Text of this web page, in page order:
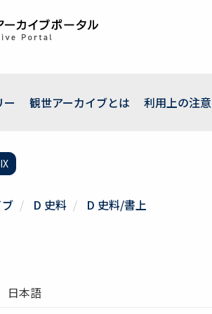
ー 観世アーカイブとは 利用上の注意
D 史料 D 史料/書上
日本語